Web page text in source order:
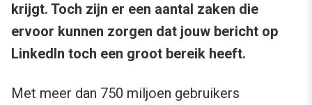
krijgt. Toch zijn er een aantal zaken die
ervoor kunnen zorgen dat jouw bericht op
LinkedIn toch een groot bereik heeft.
Met meer dan 750 miljoen gebruikers